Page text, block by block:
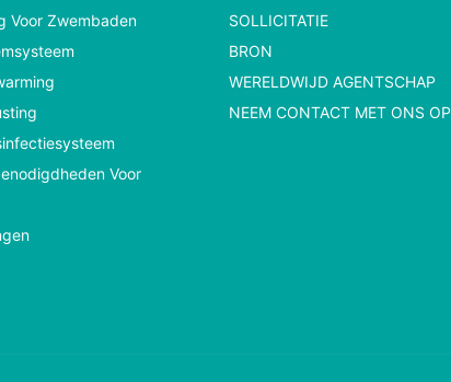
Voor Zwembaden
Voor
SOLLICITATIE
BRON
WERELDWIJD AGENTSCHAP
NEEM CONTACT MET ONS OP